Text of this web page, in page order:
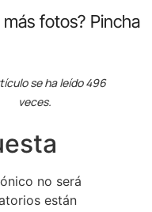
fotos? Pincha
se ha leído 496
veces.
no será
están